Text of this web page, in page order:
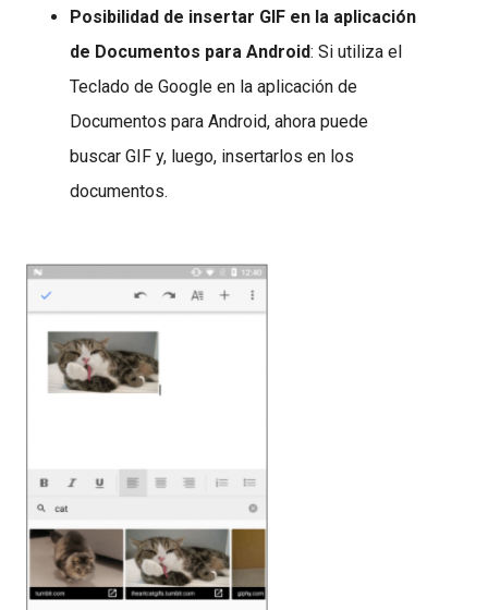
Posibilidad de insertar GIF en la aplicación
de Documentos para Android: Si utiliza el
Teclado de Google en la aplicación de
Documentos para Android, ahora puede
buscar GIF y, luego, insertarlos en los
documentos.